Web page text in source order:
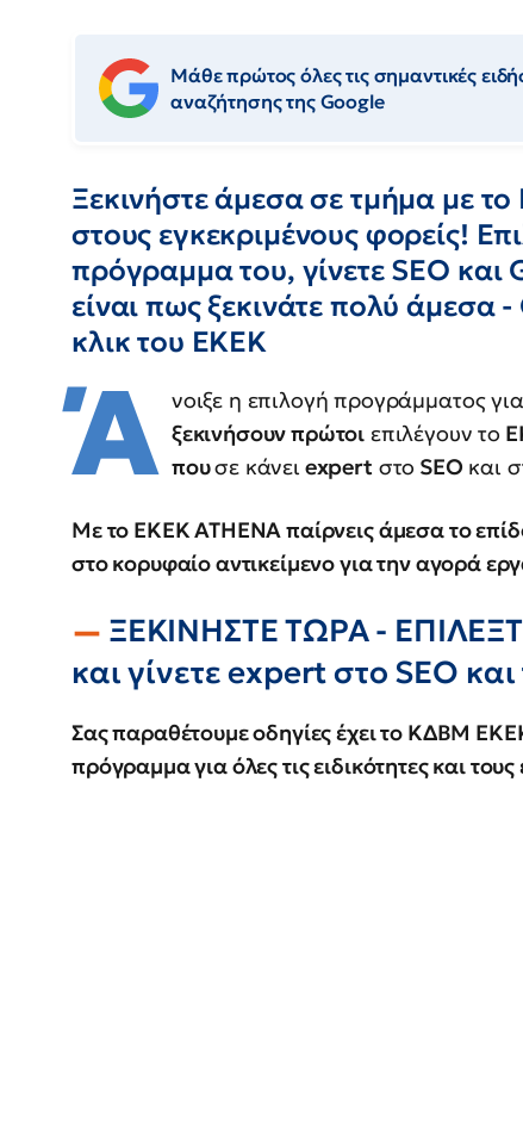
Μάθε πρώτος όλες τις σημαντικές
αναζήτησης της Google
Ξεκινήστε άμεσα σε τμήμα με
στους εγκεκριμένους φορείς!
πρόγραμμα του, γίνετε SEO
είναι πως ξεκινάτε πολύ άμεσα
κλικ του ΕΚΕΚ
Ά νοιξε η επιλογή προγράμματος για
ξεκινήσουν πρώτοι επιλέγουν το
πουσε κάνει expertστο SEO και
Με το ΕΚΕΚ ATHENA παίρνεις άμεσα το
στο κορυφαίο αντικείμενο για την αγορά
ΞΕΚΙΝΗΣΤΕ ΤΩΡΑ -
και γίνετε expert στο SEO
Σας παραθέτουμε οδηγίες έχει το ΚΔΒΜ
πρόγραμμα για όλες τις ειδικότητες και